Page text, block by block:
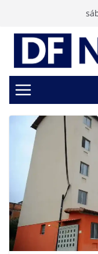
conteúdo